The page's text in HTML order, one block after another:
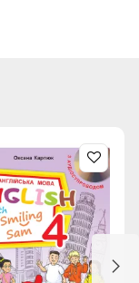
навчаль- ного
до
за допомогою
на Ваш комп’ютер
додається
кожного